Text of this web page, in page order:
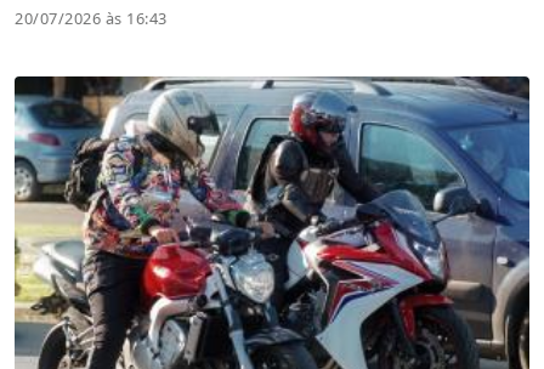
20/07/2026 às 16:43